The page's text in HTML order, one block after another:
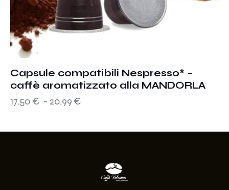
Capsule compatibili Nespresso* –
caffè aromatizzato alla MANDORLA
17.50 € - 20.99 €